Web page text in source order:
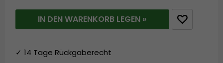
IN DEN WARENKORB LEGEN »
✓ 14 Tage Rückgaberecht